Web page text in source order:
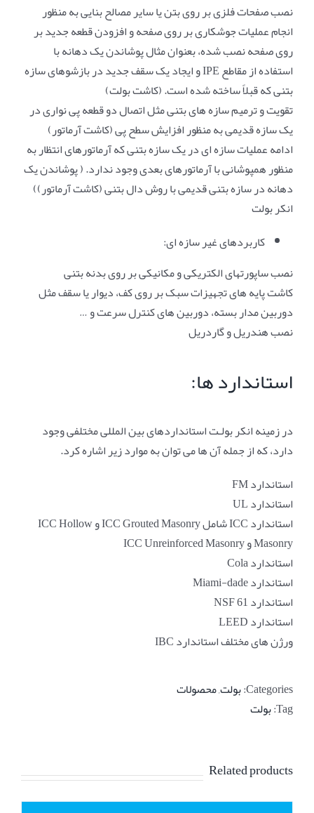
نصب صفحات فلزی بر روی بتن یا سایر مصالح بنایی به منظور
انجام عملیات جوشکاری بر روی صفحه و افزودن قطعه جدید بر
روی صفحه نصب شده، بعنوان مثال پوشاندن یک دهانه با
استفاده از مقاطع IPE و ایجاد یک سقف جدید در بازشوهای سازه
بتنی که قبلاً ساخته شده است. (کاشت بولت)
تقویت و ترمیم سازه های بتنی مثل اتصال دو قطعه پی نواری در
یک سازه قدیمی به منظور افزایش سطح پی (کاشت آرماتور)
ادامه عملیات سازه ای در یک سازه بتنی که آرماتورهای انتظار به
منظور همپوشانی با آرماتورهای بعدی وجود ندارد. ( پوشاندن یک
دهانه در سازه بتنی قدیمی با روش دال بتنی (کاشت آرماتور))
انکر بولت
کاربردهای غیر سازه ای:
نصب ساپورتهای الکتریکی و مکانیکی بر روی بدنه بتنی
کاشت پایه های تجهیزات سبک بر روی کف، دیوار یا سقف مثل
دوربین مدار بسته، دوربین های کنترل سرعت و …
نصب هندریل و گاردریل
استاندارد ها:
در زمینه انکر بولـت استانداردهای بین المللی مختلفی وجود
دارد، که از جمله آن ها می توان به موارد زیر اشاره کرد.
استاندارد FM
استاندارد UL
استاندارد ICC شامل ICC Grouted Masonry و ICC Hollow
Masonry و ICC Unreinforced Masonry
استاندارد Cola
استاندارد Miami-dade
استاندارد NSF 61
استاندارد LEED
ورژن های مختلف استاندارد IBC
Categories: بولت,محصولات
Tag: بولت
Related products